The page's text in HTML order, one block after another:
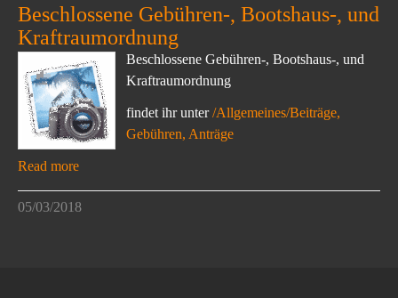
Beschlossene Gebühren-, Bootshaus-, und
Kraftraumordnung
Beschlossene Gebühren-, Bootshaus-, und
Kraftraumordnung
findet ihr unter/Allgemeines/Beiträge,
Gebühren, Anträge
Read more
05/03/2018